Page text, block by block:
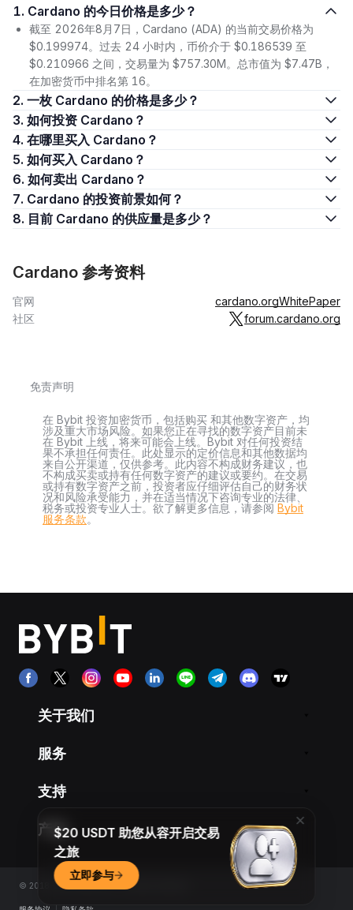
1. Cardano 的今日价格是多少？
截至 2026年8月7日，Cardano (ADA) 的当前交易价格为
$0.199974。过去 24 小时内，币价介于 $0.186539 至
$0.210966 之间，交易量为 $757.30M。总市值为 $7.47B，
在加密货币中排名第 16。
2. 一枚 Cardano 的价格是多少？
3. 如何投资 Cardano？
4. 在哪里买入 Cardano？
5. 如何买入 Cardano？
6. 如何卖出 Cardano？
7. Cardano 的投资前景如何？
8. 目前 Cardano 的供应量是多少？
Cardano 参考资料
官网 cardano.orgWhitePaper
社区
forum.cardano.org
免责声明
在 Bybit 投资加密货币，包括购买 和其他数字资产，均
涉及重大市场风险。如果您正在寻找的数字资产目前未
在 Bybit 上线，将来可能会上线。Bybit 对任何投资结
果不承担任何责任。此处显示的定价信息和其他数据均
来自公开渠道，仅供参考。此内容不构成财务建议，也
不构成买卖或持有任何数字资产的建议或要约。在交易
或持有数字资产之前，投资者应仔细评估自己的财务状
况和风险承受能力，并在适当情况下咨询专业的法律、
税务或投资专业人士。欲了解更多信息，请参阅 Bybit
服务条款。
关于我们
服务
支持
产品
© 2018-2026 Bybit.com. All rights reserved.
$20 USDT 助您从容开启交易
之旅
立即参与